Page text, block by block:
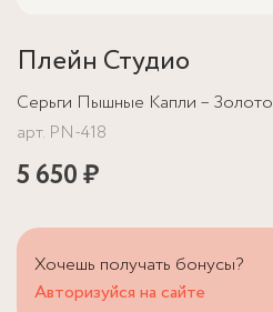
Плейн Студио
Серьги Пышные Капли – Золото
арт. PN-418
5 650 ₽
Хочешь получать бонусы?
Авторизуйся на сайте